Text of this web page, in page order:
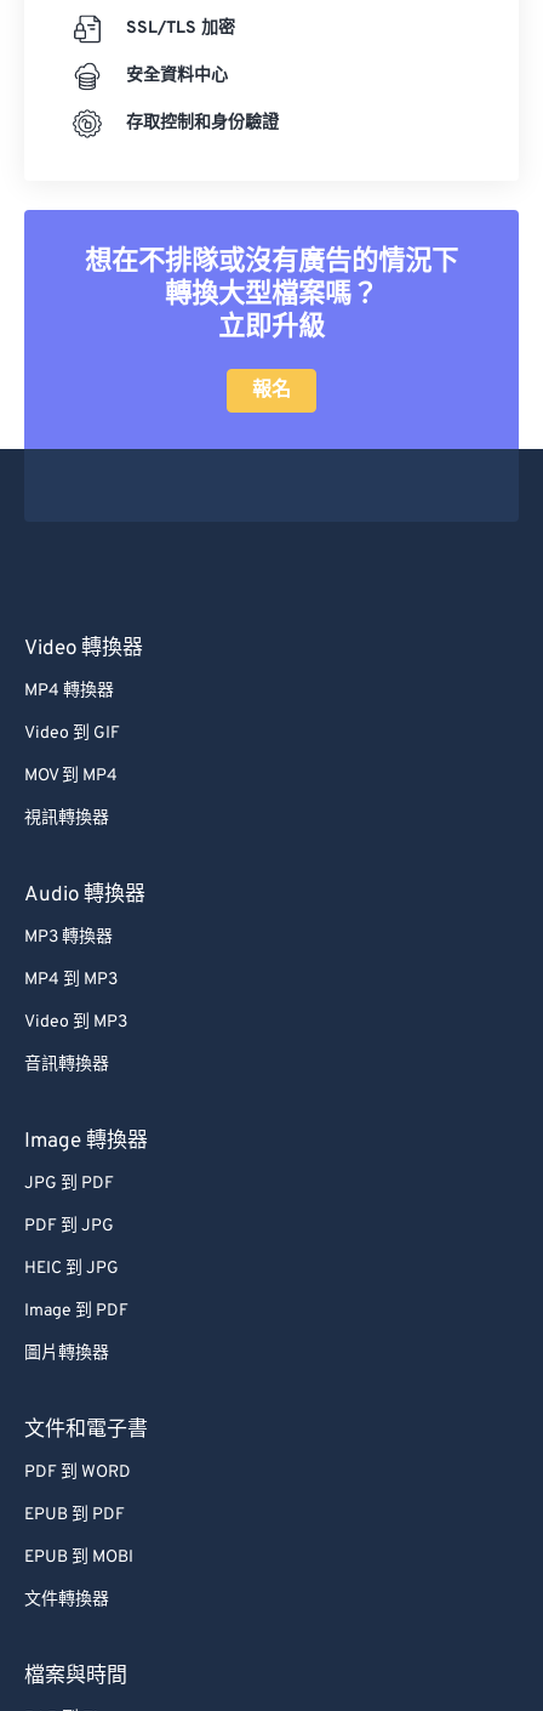
SSL/TLS 加密
安全資料中心
存取控制和身份驗證
想在不排隊或沒有廣告的情況下
轉換大型檔案嗎？
立即升級
報名
Video 轉換器
MP4 轉換器
Video 到 GIF
MOV 到 MP4
視訊轉換器
Audio 轉換器
MP3 轉換器
MP4 到 MP3
Video 到 MP3
音訊轉換器
Image 轉換器
JPG 到 PDF
PDF 到 JPG
HEIC 到 JPG
Image 到 PDF
圖片轉換器
文件和電子書
PDF 到 WORD
EPUB 到 PDF
EPUB 到 MOBI
文件轉換器
檔案與時間